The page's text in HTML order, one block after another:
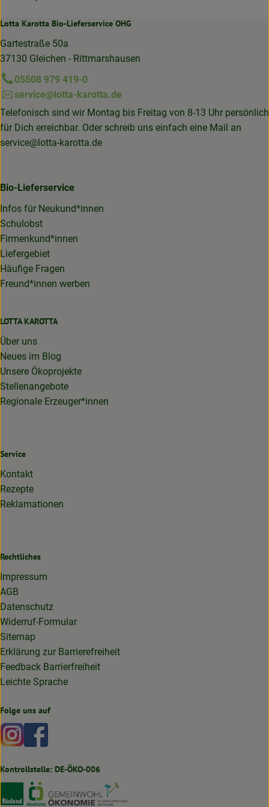
Lotta Karotta Bio-Lieferservice OHG
Gartestraße 50a
37130 Gleichen - Rittmarshausen
05508 979 419-0
service@lotta-karotta.de
Telefonisch sind wir Montag bis Freitag von 8-13 Uhr persönlich
für Dich erreichbar. Oder schreib uns einfach eine Mail an
service@lotta-karotta.de
Bio-Lieferservice
Infos für Neukund*innen
Schulobst
Firmenkund*innen
Liefergebiet
Häufige Fragen
Freund*innen werben
LOTTA KAROTTA
Über uns
Neues im Blog
Unsere Ökoprojekte
Stellenangebote
Regionale Erzeuger*innen
Service
Kontakt
Rezepte
Reklamationen
Rechtliches
Impressum
AGB
Datenschutz
Widerruf-Formular
Sitemap
Erklärung zur Barrierefreiheit
Feedback Barrierfreiheit
Leichte Sprache
Folge uns auf
Externer Link zu https://www.instagram.com/
Kontrollstelle: DE-ÖKO-006
Externer Link zu https://www.bioland.de
Externer Link zu https://www.oekokiste.de